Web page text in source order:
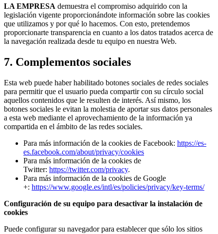
LA EMPRESA demuestra el compromiso adquirido con la
legislación vigente proporcionándote información sobre las cookies
que utilizamos y por qué lo hacemos. Con esto, pretendemos
proporcionarte transparencia en cuanto a los datos tratados acerca de
la navegación realizada desde tu equipo en nuestra Web.
7. Complementos sociales
Esta web puede haber habilitado botones sociales de redes sociales
para permitir que el usuario pueda compartir con su círculo social
aquellos contenidos que le resulten de interés. Así mismo, los
botones sociales le evitan la molestia de aportar sus datos personales
a esta web mediante el aprovechamiento de la información ya
compartida en el ámbito de las redes sociales.
Para más información de la cookies de Facebook: https://es-
es.facebook.com/about/privacy/cookies
Para más información de la cookies de
Twitter: https://twitter.com/privacy.
Para más información de la cookies de Google
+: https://www.google.es/intl/es/policies/privacy/key-terms/
Configuración de su equipo para desactivar la instalación de
cookies
Puede configurar su navegador para establecer que sólo los sitios